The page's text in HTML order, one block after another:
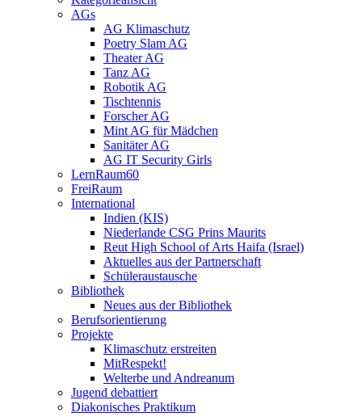
AGs
AG Klimaschutz
Poetry Slam AG
Theater AG
Tanz AG
Robotik AG
Tischtennis
Forscher AG
Mint AG für Mädchen
Sanitäter AG
AG IT Security Girls
LernRaum60
FreiRaum
International
Indien (KIS)
Niederlande CSG Prins Maurits
Reut High School of Arts Haifa (Israel)
Aktuelles aus der Partnerschaft
Schüleraustausche
Bibliothek
Neues aus der Bibliothek
Berufsorientierung
Projekte
Klimaschutz erstreiten
MitRespekt!
Welterbe und Andreanum
Jugend debattiert
Diakonisches Praktikum